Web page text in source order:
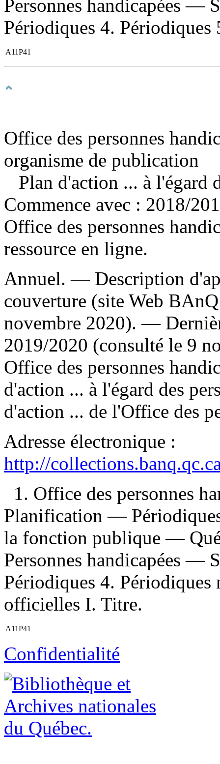
Personnes handicapées
Périodiques 4.
A11P41
Office des personnes
organisme de publication
Plan d'action ... à l'égard
Commence avec : 2018/
Office des personnes
ressource en ligne.
Annuel. — Description
couverture (site Web
novembre 2020). —
2019/2020 (consulté le 9
Office des personnes
d'action ... à l'égard des
d'action ... de l'Office des
Adresse électronique :
http://
1. Office des personnes
Planification — Périodiques
la fonction publique —
Personnes handicapées
Périodiques 4.
officielles I. Titre.
A11P41
Confidentialité